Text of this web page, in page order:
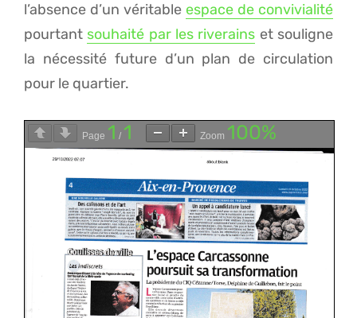
l’absence d’un véritable espace de convivialité
pourtant souhaité par les riverains et souligne
la nécessité future d’un plan de circulation
pour le quartier.
Page 1 / 1 Zoom 100%